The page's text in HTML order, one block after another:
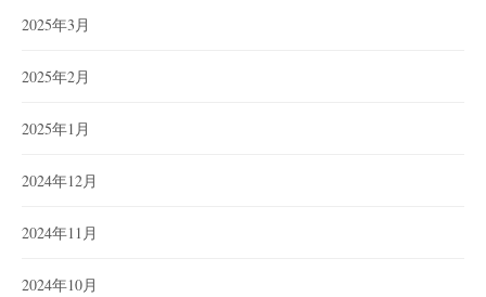
2025年3月
2025年2月
2025年1月
2024年12月
2024年11月
2024年10月